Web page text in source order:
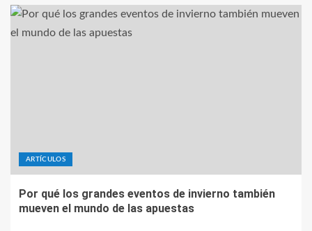
ARTÍCULOS
Por qué los grandes eventos de invierno también
mueven el mundo de las apuestas